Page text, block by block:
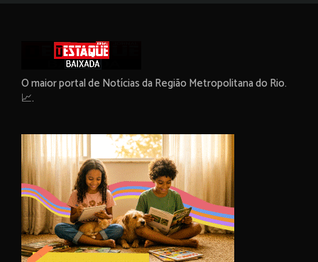
O maior portal de Notícias da Região Metropolitana do Rio.
📈.